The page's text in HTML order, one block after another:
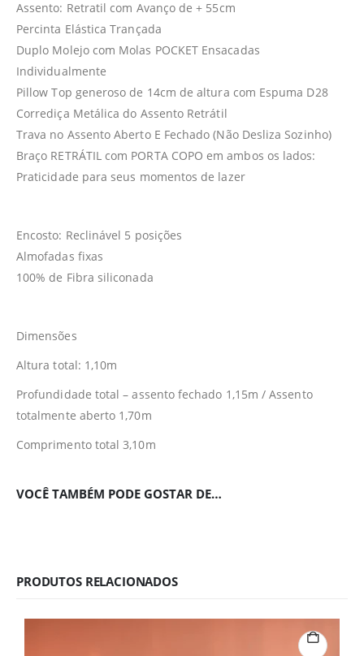
Assento: Retratil com Avanço de + 55cm
Percinta Elástica Trançada
Duplo Molejo com Molas POCKET Ensacadas
Individualmente
Pillow Top generoso de 14cm de altura com Espuma D28
Corrediça Metálica do Assento Retrátil
Trava no Assento Aberto E Fechado (Não Desliza Sozinho)
Braço RETRÁTIL com PORTA COPO em ambos os lados:
Praticidade para seus momentos de lazer
Encosto: Reclinável 5 posições
Almofadas fixas
100% de Fibra siliconada
Dimensões
Altura total: 1,10m
Profundidade total – assento fechado 1,15m / Assento
totalmente aberto 1,70m
Comprimento total 3,10m
VOCÊ TAMBÉM PODE GOSTAR DE…
PRODUTOS RELACIONADOS